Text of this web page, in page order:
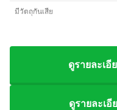
มีวัตถุกันเสีย
ดูรายละเอี
ดูรายละเอี